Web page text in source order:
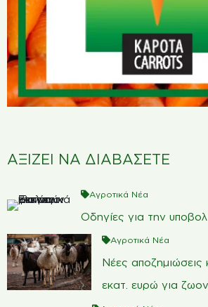
ΑΞΙΖΕΙ ΝΑ ΔΙΑΒΑΣΕΤΕ
Αγροτικά Νέα
Οδηγίες για την
Αγροτικά Νέα
Νέες
εκατ. ευρώ για